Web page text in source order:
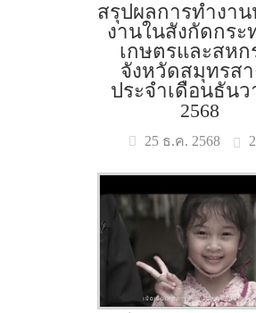
สรุปผลการทำงา
งานในสังกัดกระ
เกษตรและสห
จังหวัดสมุทรส
ประจำเดือนธัน
2568
25 ธ.ค. 2568